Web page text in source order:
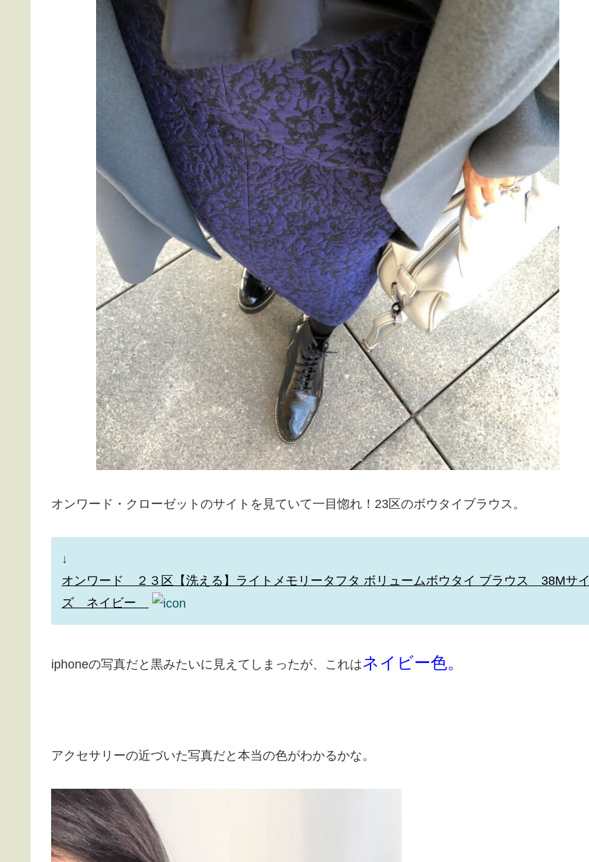
オンワード・クローゼットのサイトを見ていて一目惚れ！23区のボウタイブラウス。
↓
オンワード ２３区【洗える】ライトメモリータフタ ボリュームボウタイ ブラウス 38Mサイ
ズ ネイビー
iphoneの写真だと黒みたいに見えてしまったが、これはネイビー色。
アクセサリーの近づいた写真だと本当の色がわかるかな。